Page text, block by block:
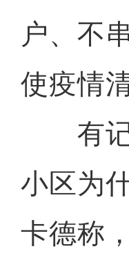
户、不
使疫情
有记
小区为
卡德称